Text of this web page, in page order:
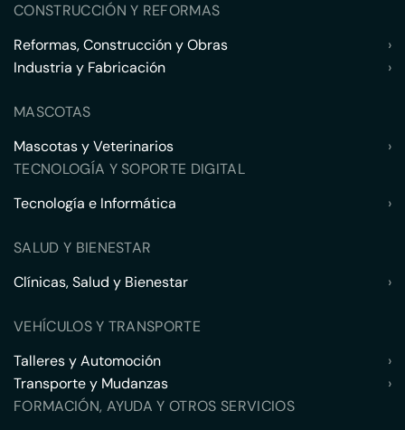
CONSTRUCCIÓN Y REFORMAS
Reformas, Construcción y Obras
›
Industria y Fabricación
›
MASCOTAS
Mascotas y Veterinarios
›
TECNOLOGÍA Y SOPORTE DIGITAL
Tecnología e Informática
›
SALUD Y BIENESTAR
Clínicas, Salud y Bienestar
›
VEHÍCULOS Y TRANSPORTE
Talleres y Automoción
›
Transporte y Mudanzas
›
FORMACIÓN, AYUDA Y OTROS SERVICIOS